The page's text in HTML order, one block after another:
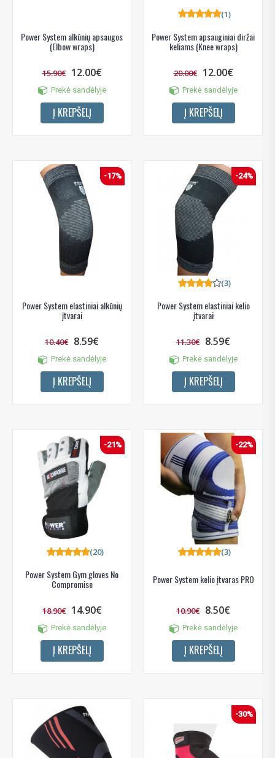
Power System alkūnių apsaugos
(Elbow wraps)
15.90€ 12.00€
Prekė sandėlyje
Į KREPŠELĮ
Power System apsauginiai diržai
keliams (Knee wraps)
(1)
20.00€ 12.00€
Prekė sandėlyje
Į KREPŠELĮ
-17%
Power System elastiniai alkūnių
įtvarai
10.40€ 8.59€
Prekė sandėlyje
Į KREPŠELĮ
-24%
Power System elastiniai kelio
įtvarai
(3)
11.30€ 8.59€
Prekė sandėlyje
Į KREPŠELĮ
-21%
Power System Gym gloves No
Compromise
(20)
18.90€ 14.90€
Prekė sandėlyje
Į KREPŠELĮ
-22%
Power System kelio įtvaras PRO
(3)
10.90€ 8.50€
Prekė sandėlyje
Į KREPŠELĮ
-30%